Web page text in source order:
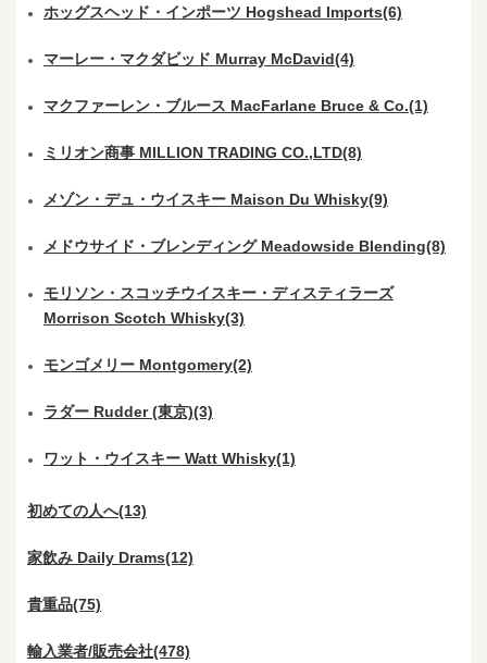
ホッグスヘッド・インポーツ Hogshead Imports(6)
マーレー・マクダビッド Murray McDavid(4)
マクファーレン・ブルース MacFarlane Bruce & Co.(1)
ミリオン商事 MILLION TRADING CO.,LTD(8)
メゾン・デュ・ウイスキー Maison Du Whisky(9)
メドウサイド・ブレンディング Meadowside Blending(8)
モリソン・スコッチウイスキー・ディスティラーズ
Morrison Scotch Whisky(3)
モンゴメリー Montgomery(2)
ラダー Rudder (東京)(3)
ワット・ウイスキー Watt Whisky(1)
初めての人へ(13)
家飲み Daily Drams(12)
貴重品(75)
輸入業者/販売会社(478)